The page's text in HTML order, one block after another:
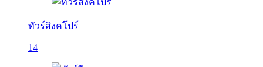
ทัวร์สิงคโปร์
14